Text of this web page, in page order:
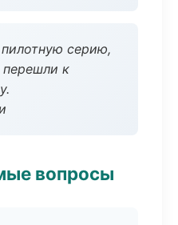
серию,
перешли к
вопросы